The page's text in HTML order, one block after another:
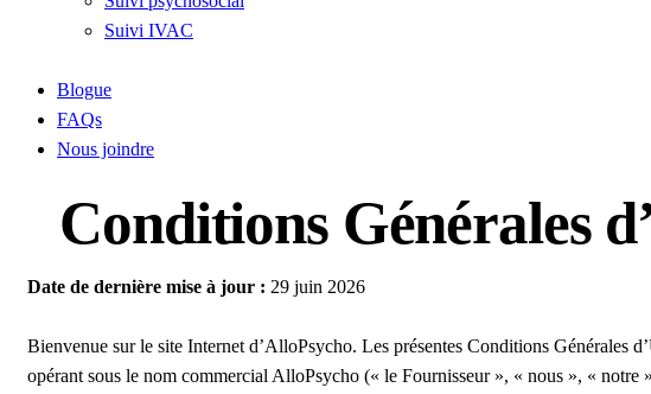
Suivi IVAC
Blogue
FAQs
Nous joindre
Conditions Générales
Date de dernière mise à jour : 29 juin 2026
Bienvenue sur le site Internet d’AlloPsycho. Les présentes Conditions
opérant sous le nom commercial AlloPsycho (« le Fournisseur », « nous », « notre